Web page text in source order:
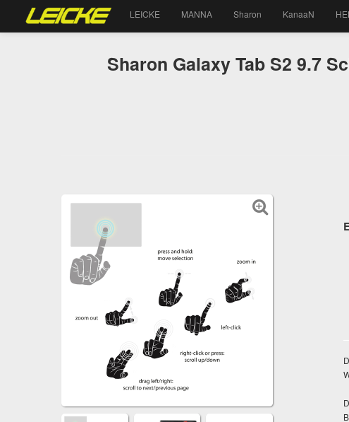
LEICKE MANNA Sharon KanaaN
Sharon Galaxy Tab S2 9.7